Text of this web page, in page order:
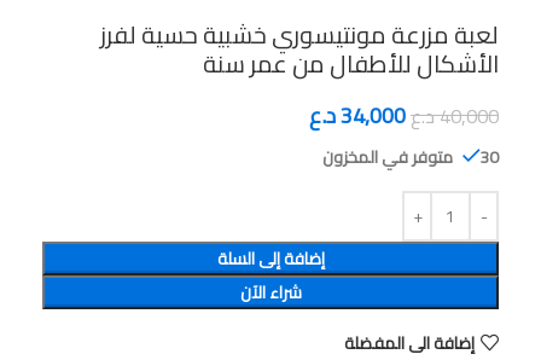
لعبة مزرعة مونتيسوري خشبية حسية لفرز
الأشكال للأطفال من عمر سنة
40,000د.ع34,000د.ع
30 متوفر في المخزون
إضافة إلى السلة
شراء الآن
إضافة الى المفضلة